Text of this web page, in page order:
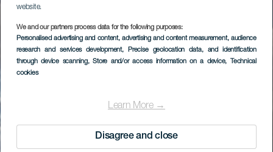
website.
We and our partners process data for the following purposes:
Personalised advertising and content, advertising and content measurement, audience
research and services development, Precise geolocation data, and identification
through device scanning, Store and/or access information on a device, Technical
cookies
Learn More →
Disagree and close